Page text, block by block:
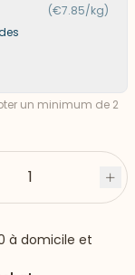
(€7.85/kg)
un minimum de 2
1
à domicile et